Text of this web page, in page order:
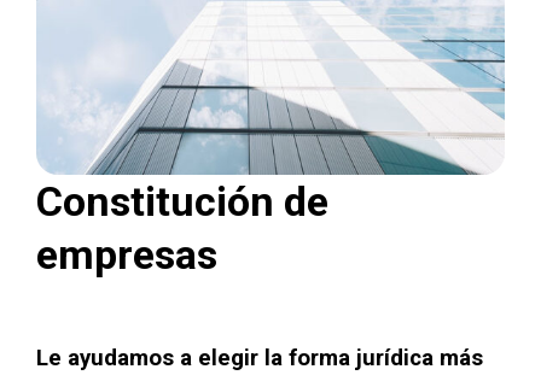
Constitución de
empresas
Le ayudamos a elegir la forma jurídica más